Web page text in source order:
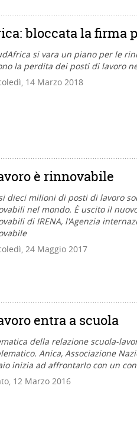
bloccata la firma
si vara un piano per le
la perdita dei posti di lavoro
14 Marzo 2018
è rinnovabile
dieci milioni di posti di lavoro
nel mondo. È uscito il
di IRENA, l'Agenzia
24 Maggio 2017
entra a scuola
della relazione scuola-
Anica, Associazione
inizia ad affrontarlo con un
12 Marzo 2016